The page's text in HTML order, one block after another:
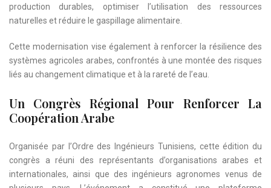
production durables, optimiser l’utilisation des ressources
naturelles et réduire le gaspillage alimentaire.
Cette modernisation vise également à renforcer la résilience des
systèmes agricoles arabes, confrontés à une montée des risques
liés au changement climatique et à la rareté de l’eau.
Un Congrès Régional Pour Renforcer La
Coopération Arabe
Organisée par l’Ordre des Ingénieurs Tunisiens, cette édition du
congrès a réuni des représentants d’organisations arabes et
internationales, ainsi que des ingénieurs agronomes venus de